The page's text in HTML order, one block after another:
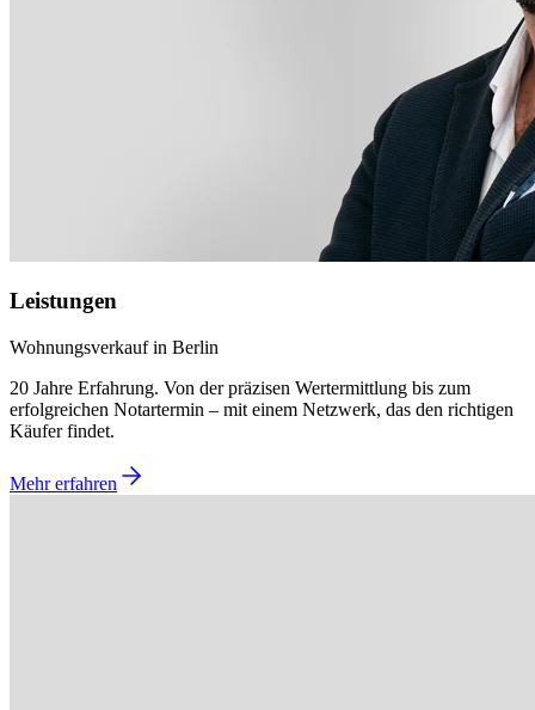
Leistungen
Wohnungsverkauf in Berlin
20 Jahre Erfahrung. Von der präzisen Wertermittlung bis zum
erfolgreichen Notartermin – mit einem Netzwerk, das den richtigen
Käufer findet.
Mehr erfahren